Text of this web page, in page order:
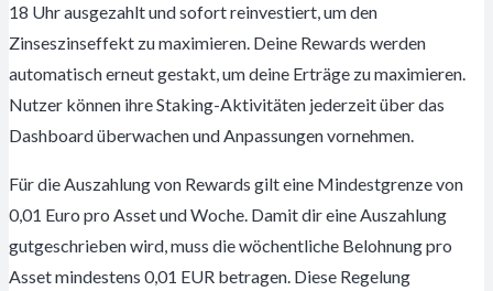
18 Uhr ausgezahlt und sofort reinvestiert, um den
Zinseszinseffekt zu maximieren. Deine Rewards werden
automatisch erneut gestakt, um deine Erträge zu maximieren.
Nutzer können ihre Staking-Aktivitäten jederzeit über das
Dashboard überwachen und Anpassungen vornehmen.
Für die Auszahlung von Rewards gilt eine Mindestgrenze von
0,01 Euro pro Asset und Woche. Damit dir eine Auszahlung
gutgeschrieben wird, muss die wöchentliche Belohnung pro
Asset mindestens 0,01 EUR betragen. Diese Regelung